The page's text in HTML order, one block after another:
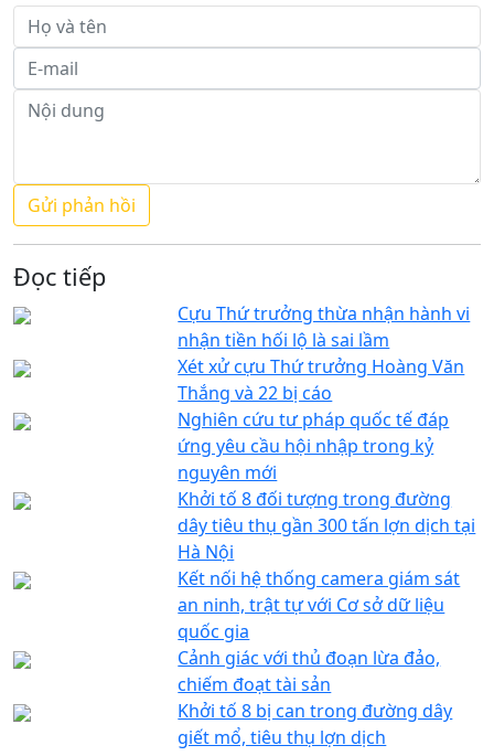
Đọc tiếp
Cựu Thứ trưởng thừa nhận hành vi
nhận tiền hối lộ là sai lầm
Xét xử cựu Thứ trưởng Hoàng Văn
Thắng và 22 bị cáo
Nghiên cứu tư pháp quốc tế đáp
ứng yêu cầu hội nhập trong kỷ
nguyên mới
Khởi tố 8 đối tượng trong đường
dây tiêu thụ gần 300 tấn lợn dịch tại
Hà Nội
Kết nối hệ thống camera giám sát
an ninh, trật tự với Cơ sở dữ liệu
quốc gia
Cảnh giác với thủ đoạn lừa đảo,
chiếm đoạt tài sản
Khởi tố 8 bị can trong đường dây
giết mổ, tiêu thụ lợn dịch